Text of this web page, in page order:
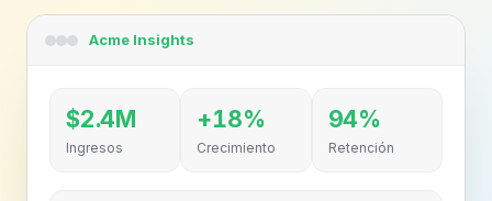
Acme Insights
$2.4M
Ingresos
+18%
Crecimiento
94%
Retención